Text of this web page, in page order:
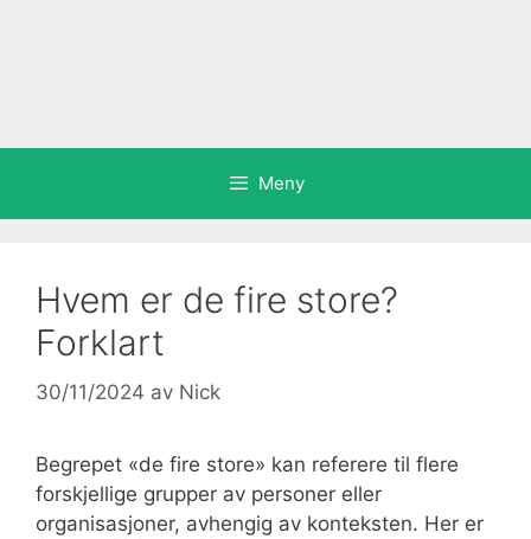
Meny
Hvem er de fire store?
Forklart
30/11/2024 av Nick
Begrepet «de fire store» kan referere til flere
forskjellige grupper av personer eller
organisasjoner, avhengig av konteksten. Her er